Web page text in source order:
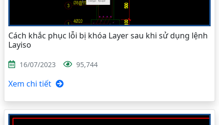
Cách khắc phục lỗi bị khóa Layer sau khi sử dụng lệnh
Layiso
16/07/2023 95,744
Xem chi tiết